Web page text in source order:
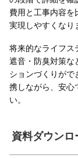
費用と工事内容を
実現しやすくなり
将来的なライフス
遮音・防臭対策な
ションづくりがで
携しながら、安心
い。
資料ダウンロ